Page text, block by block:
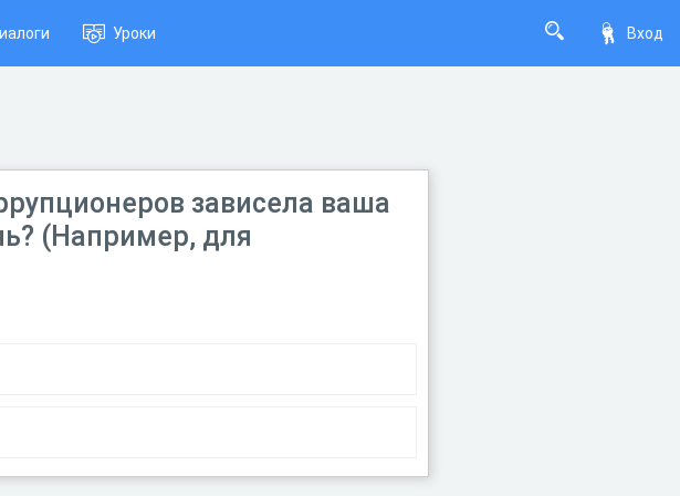
Вход
Уроки
зависела ваша
(Например, для